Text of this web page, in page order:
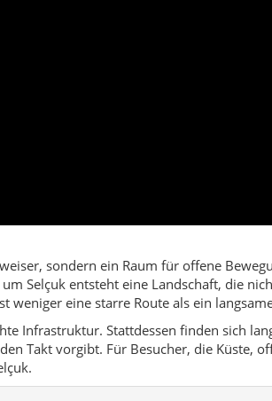
sondern ein Raum für offene
Selçuk entsteht eine Landschaft, die
weniger eine starre Route als ein
Infrastruktur. Stattdessen finden sich
Takt vorgibt. Für Besucher, die Küste,